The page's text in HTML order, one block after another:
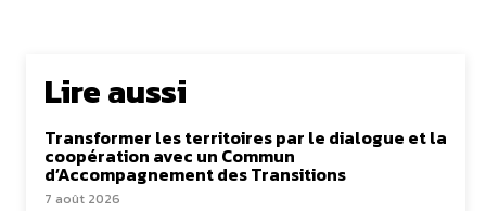
Lire aussi
Transformer les territoires par le dialogue et la
coopération avec un Commun
d’Accompagnement des Transitions
7 août 2026